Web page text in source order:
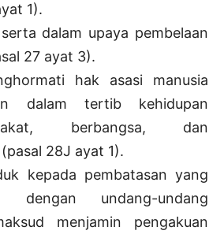
1).
dalam upaya pembelaan
27 ayat 3).
hak asasi manusia
dalam tertib kehidupan
berbangsa, dan
28J ayat 1).
kepada pembatasan yang
dengan undang-undang
menjamin pengakuan